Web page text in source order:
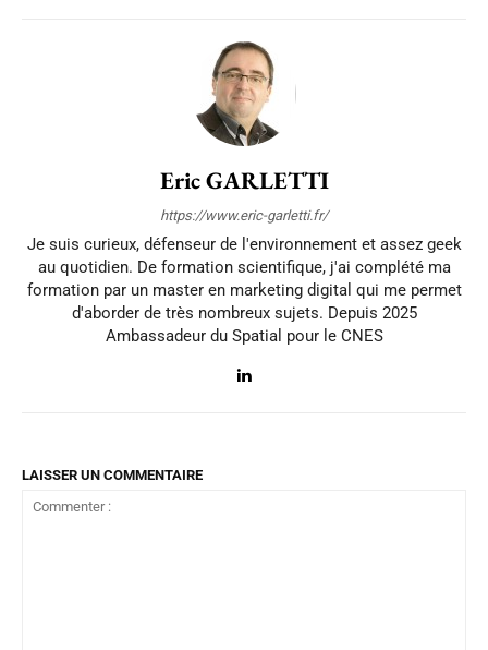
Eric GARLETTI
https://www.eric-garletti.fr/
Je suis curieux, défenseur de l'environnement et assez geek
au quotidien. De formation scientifique, j'ai complété ma
formation par un master en marketing digital qui me permet
d'aborder de très nombreux sujets. Depuis 2025
Ambassadeur du Spatial pour le CNES
LAISSER UN COMMENTAIRE